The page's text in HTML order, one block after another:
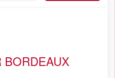
BORDEAUX